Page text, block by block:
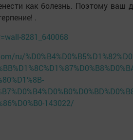
как болезнь. Поэтому ваш
.
8281_640068
ru/
143022/